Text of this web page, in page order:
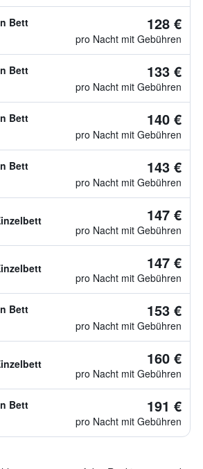
Bett
128 €
pro Nacht mit Gebühren
Bett
133 €
pro Nacht mit Gebühren
Bett
140 €
pro Nacht mit Gebühren
Bett
143 €
pro Nacht mit Gebühren
147 €
pro Nacht mit Gebühren
147 €
pro Nacht mit Gebühren
Bett
153 €
pro Nacht mit Gebühren
160 €
pro Nacht mit Gebühren
Bett
191 €
pro Nacht mit Gebühren